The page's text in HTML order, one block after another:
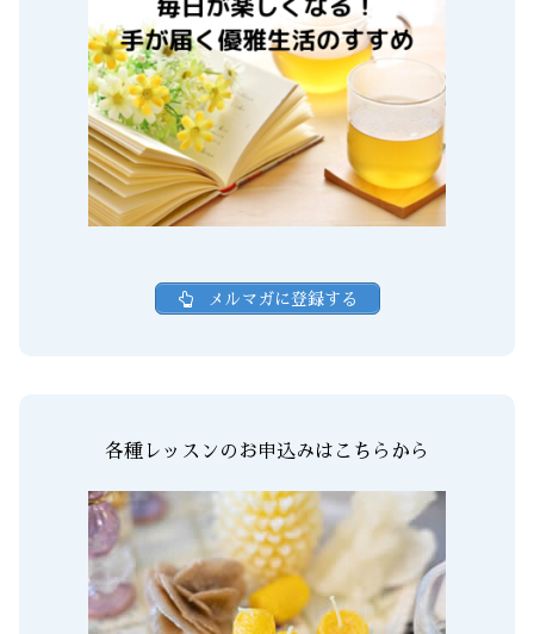
メルマガに登録する
各種レッスンのお申込みはこちらから